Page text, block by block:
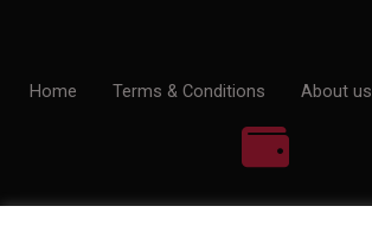
Home Terms & Conditions About us